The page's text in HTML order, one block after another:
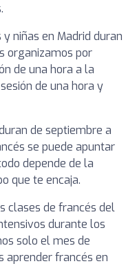
niñas en Madrid duran
organizamos por
de una hora a la
de una hora y
de septiembre a
se puede apuntar
depende de la
que te encaja.
clases de francés del
durante los
solo el mes de
aprender francés en